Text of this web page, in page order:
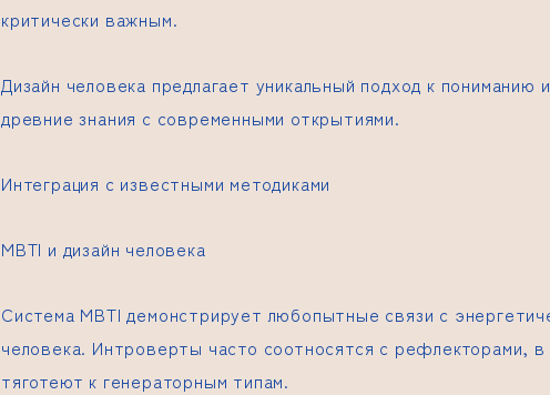
критически важным.
Дизайн человека предлагает уникальный подход к пониманию
древние знания с современными открытиями.
Интеграция с известными методиками
MBTI и дизайн человека
Система MBTI демонстрирует любопытные связи с
человека. Интроверты часто соотносятся с рефлекторами,
тяготеют к генераторным типам.